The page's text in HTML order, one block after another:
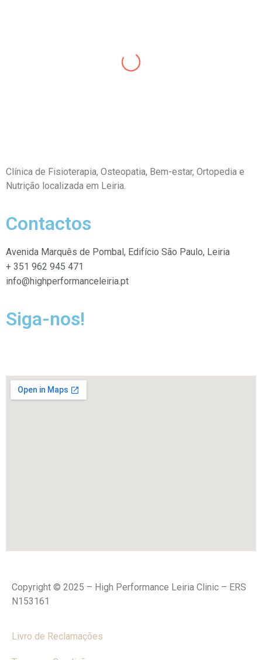
Clínica de Fisioterapia, Osteopatia, Bem-estar, Ortopedia e
Nutrição localizada em Leiria.
Contactos
Avenida Marquês de Pombal, Edifício São Paulo, Leiria
+ 351 962 945 471
info@highperformanceleiria.pt
Siga-nos!
Copyright © 2025 – High Performance Leiria Clinic – ERS
N153161
Livro de Reclamações